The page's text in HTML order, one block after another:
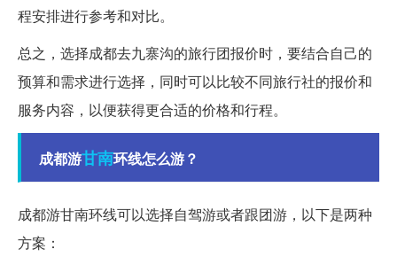
程安排进行参考和对比。
总之，选择成都去九寨沟的旅行团报价时，要结合自己的
预算和需求进行选择，同时可以比较不同旅行社的报价和
服务内容，以便获得更合适的价格和行程。
成都游甘南环线怎么游？
成都游甘南环线可以选择自驾游或者跟团游，以下是两种
方案：